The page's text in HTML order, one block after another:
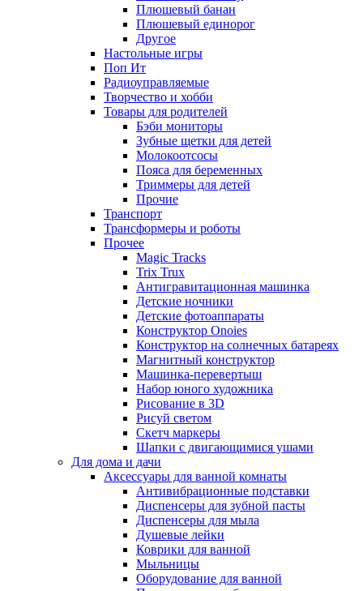
Плюшевый банан
Плюшевый единорог
Другое
Настольные игры
Поп Ит
Радиоуправляемые
Творчество и хобби
Товары для родителей
Бэби мониторы
Зубные щетки для детей
Молокоотсосы
Пояса для беременных
Триммеры для детей
Прочие
Транспорт
Трансформеры и роботы
Прочее
Magic Tracks
Trix Trux
Антигравитационная машинка
Детские ночники
Детские фотоаппараты
Конструктор Onoies
Конструктор на солнечных батареях
Магнитный конструктор
Машинка-перевертыш
Набор юного художника
Рисование в 3D
Рисуй светом
Скетч маркеры
Шапки с двигающимися ушами
Для дома и дачи
Аксессуары для ванной комнаты
Антивибрационные подставки
Диспенсеры для зубной пасты
Диспенсеры для мыла
Душевые лейки
Коврики для ванной
Мыльницы
Оборудование для ванной